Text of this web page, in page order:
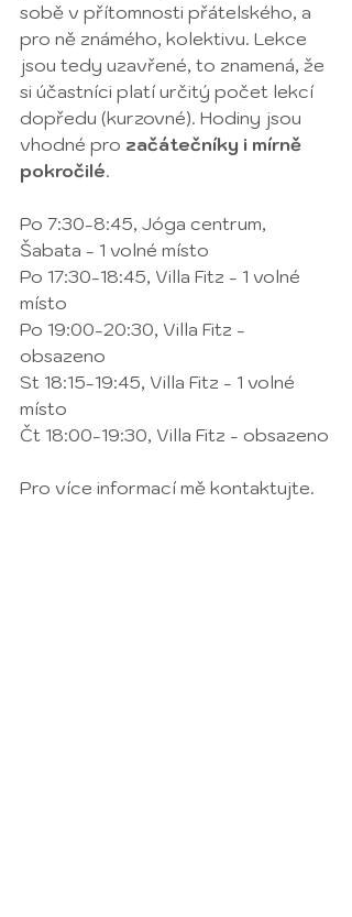
sobě v přítomnosti přátelského, a
pro ně známého, kolektivu. Lekce
jsou tedy uzavřené, to znamená, že
si účastníci platí určitý počet lekcí
dopředu (kurzovné). Hodiny jsou
vhodné pro začátečníky i mírně
pokročilé.
Po 7:30-8:45, Jóga centrum,
Šabata - 1 volné místo
Po 17:30-18:45, Villa Fitz - 1 volné
místo
Po 19:00-20:30, Villa Fitz -
obsazeno
St 18:15-19:45, Villa Fitz - 1 volné
místo
Čt 18:00-19:30, Villa Fitz - obsazeno
Pro více informací mě kontaktujte.